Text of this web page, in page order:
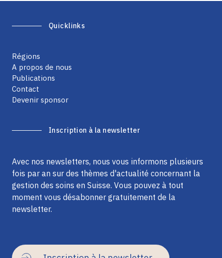
Quicklinks
Régions
A propos de nous
Publications
Contact
Devenir sponsor
Inscription à la newsletter
Avec nos newsletters, nous vous informons plusieurs
fois par an sur des thèmes d'actualité concernant la
gestion des soins en Suisse. Vous pouvez à tout
moment vous désabonner gratuitement de la
newsletter.